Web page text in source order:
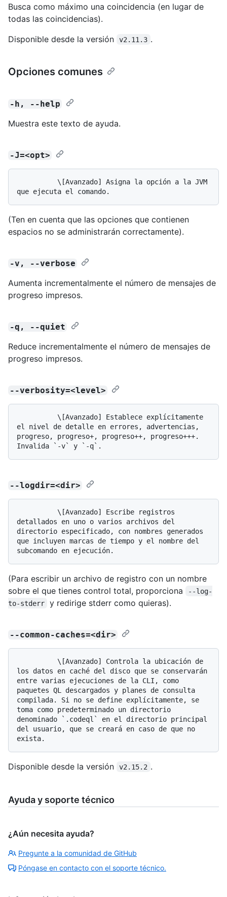
Busca como máximo una coincidencia (en lugar de
todas las coincidencias).
Disponible desde la versión
v2.11.3 .
Opciones comunes
-h, --help
Muestra este texto de ayuda.
-J=<opt>
(Ten en cuenta que las opciones que contienen
espacios no se administrarán correctamente).
-v, --verbose
Aumenta incrementalmente el número de mensajes de
progreso impresos.
-q, --quiet
Reduce incrementalmente el número de mensajes de
progreso impresos.
--verbosity=<level>
el nivel de detalle en errores, advertencias,
progreso, progreso+, progreso++, progreso+++.
--logdir=<dir>
detallados en uno o varios archivos del
directorio especificado, con nombres generados
que incluyen marcas de tiempo y el nombre del
(Para escribir un archivo de registro con un nombre
sobre el que tienes control total, proporciona
--log-
to-stderr
y redirige stderr como quieras).
--common-caches=<dir>
los datos en caché del disco que se conservarán
entre varias ejecuciones de la CLI, como
paquetes QL descargados y planes de consulta
compilada. Si no se define explícitamente, se
toma como predeterminado un directorio
denominado `.codeql` en el directorio principal
del usuario, que se creará en caso de que no
Disponible desde la versión v2.15.2 .
Ayuda y soporte técnico
¿Aún necesita ayuda?
Pregunte a la comunidad de GitHub
Póngase en contacto con el soporte técnico.